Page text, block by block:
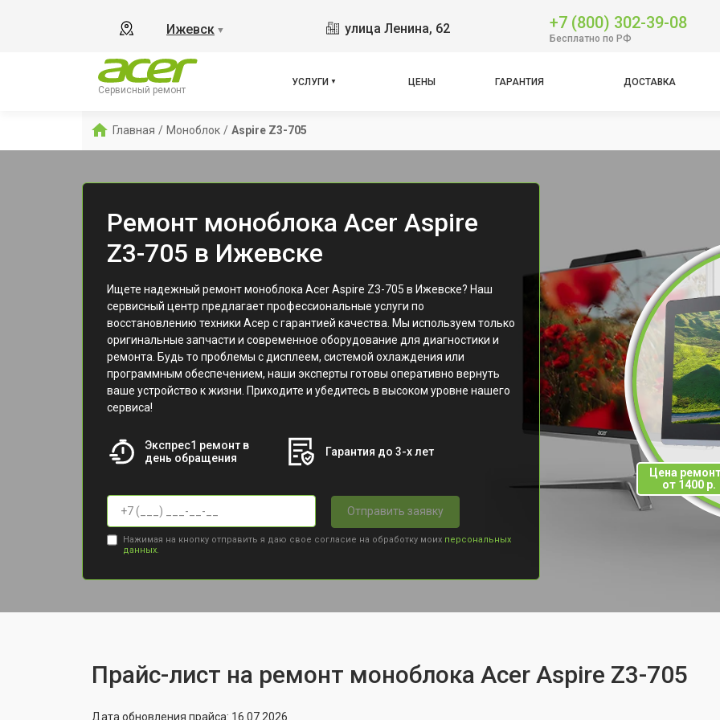
Ижевск ▼ улица Ленина, 62 +7 (800) 302-39-08
Бесплатно по РФ
Сервисный ремонт
УСЛУГИ ЦЕНЫ ГАРАНТИЯ ДОСТАВКА
Главная / Моноблок / Aspire Z3-705
Ремонт моноблока Acer Aspire
Z3-705 в Ижевске
Ищете надежный ремонт моноблока Acer Aspire Z3-705 в Ижевске? Наш
сервисный центр предлагает профессиональные услуги по
восстановлению техники Асер с гарантией качества. Мы используем только
оригинальные запчасти и современное оборудование для диагностики и
ремонта. Будь то проблемы с дисплеем, системой охлаждения или
программным обеспечением, наши эксперты готовы оперативно вернуть
ваше устройство к жизни. Приходите и убедитесь в высоком уровне нашего
сервиса!
Экспрес1 ремонт в
день обращения
Гарантия до 3-х лет
Отправить заявку
Нажимая на кнопку отправить я даю свое согласие на обработку моих персональных
данных.
Цена
от 1400 р.
Прайс-лист на ремонт моноблока Acer Aspire Z3-705
Дата обновления прайса: 16.07.2026